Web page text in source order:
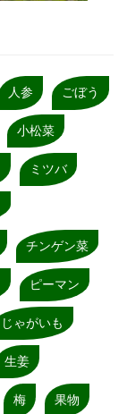
人参 ごぼう
小松菜
ミツバ
チンゲン菜
ピーマン
じゃがいも
生姜
梅 果物